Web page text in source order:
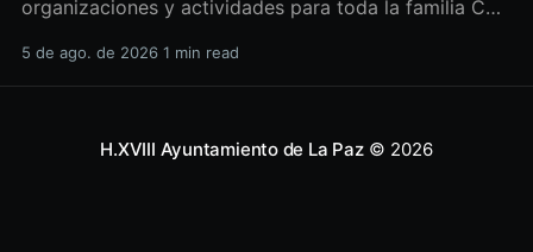
organizaciones y actividades para toda la familia Con
divulgación científica y actividades culturales
5 de ago. de 2026 1 min read
H.XVIII Ayuntamiento de La Paz© 2026